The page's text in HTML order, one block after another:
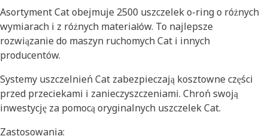
Asortyment Cat obejmuje 2500 uszczelek o-ring o różnych
wymiarach i z różnych materiałów. To najlepsze
rozwiązanie do maszyn ruchomych Cat i innych
producentów.
Systemy uszczelnień Cat zabezpieczają kosztowne części
przed przeciekami i zanieczyszczeniami. Chroń swoją
inwestycję za pomocą oryginalnych uszczelek Cat.
Zastosowania: